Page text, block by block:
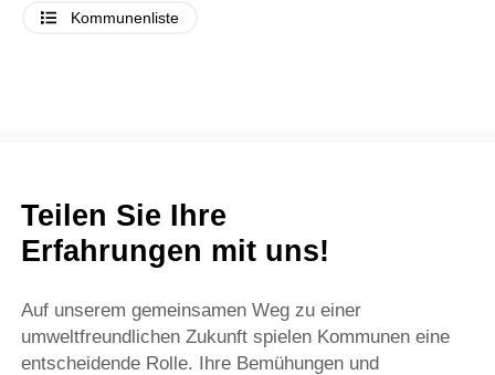
Kommunenliste
Teilen Sie Ihre
Erfahrungen mit uns!
Auf unserem gemeinsamen Weg zu einer
umweltfreundlichen Zukunft spielen Kommunen eine
entscheidende Rolle. Ihre Bemühungen und